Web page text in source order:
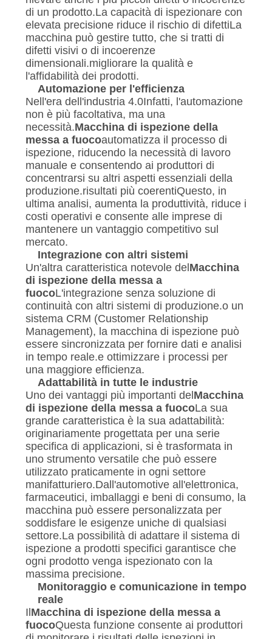
di un prodotto.La capacità di ispezionare con
elevata precisione riduce il rischio di difettiLa
macchina può gestire tutto, che si tratti di
difetti visivi o di incoerenze
dimensionali.migliorare la qualità e
l'affidabilità dei prodotti.
Automazione per l'efficienza
Nell'era dell'industria 4.0Infatti, l'automazione
non è più facoltativa, ma una
necessità.Macchina di ispezione della
messa a fuocoautomatizza il processo di
ispezione, riducendo la necessità di lavoro
manuale e consentendo ai produttori di
concentrarsi su altri aspetti essenziali della
produzione.risultati più coerentiQuesto, in
ultima analisi, aumenta la produttività, riduce i
costi operativi e consente alle imprese di
mantenere un vantaggio competitivo sul
mercato.
Integrazione con altri sistemi
Un'altra caratteristica notevole del Macchina
di ispezione della messa a
fuocoL'integrazione senza soluzione di
continuità con altri sistemi di produzione.o un
sistema CRM (Customer Relationship
Management), la macchina di ispezione può
essere sincronizzata per fornire dati e analisi
in tempo reale.e ottimizzare i processi per
una maggiore efficienza.
Adattabilità in tutte le industrie
Uno dei vantaggi più importanti del Macchina
di ispezione della messa a fuocoLa sua
grande caratteristica è la sua adattabilità:
originariamente progettata per una serie
specifica di applicazioni, si è trasformata in
uno strumento versatile che può essere
utilizzato praticamente in ogni settore
manifatturiero.Dall'automotive all'elettronica,
farmaceutici, imballaggi e beni di consumo, la
macchina può essere personalizzata per
soddisfare le esigenze uniche di qualsiasi
settore.La possibilità di adattare il sistema di
ispezione a prodotti specifici garantisce che
ogni prodotto venga ispezionato con la
massima precisione.
Monitoraggio e comunicazione in tempo
reale
Il Macchina di ispezione della messa a
fuocoQuesta funzione consente ai produttori